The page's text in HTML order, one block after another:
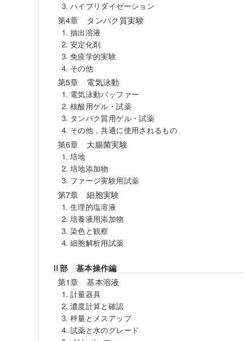
3. ハイブリダイゼーション
第4章 タンパク質実験
1. 抽出溶液
2. 安定化剤
3. 免疫学的実験
4. その他
第5章 電気泳動
1. 電気泳動バッファー
2. 核酸用ゲル・試薬
3. タンパク質用ゲル・試薬
4. その他，共通に使用されるもの
第6章 大腸菌実験
1. 培地
2. 培地添加物
3. ファージ実験用試薬
第7章 細胞実験
1. 生理的塩溶液
2. 培養液用添加物
3. 染色と観察
4. 細胞解析用試薬
Ⅱ部 基本操作編
第1章 基本溶液
1. 計量器具
2. 濃度計算と確認
3. 秤量とメスアップ
4. 試薬と水のグレード